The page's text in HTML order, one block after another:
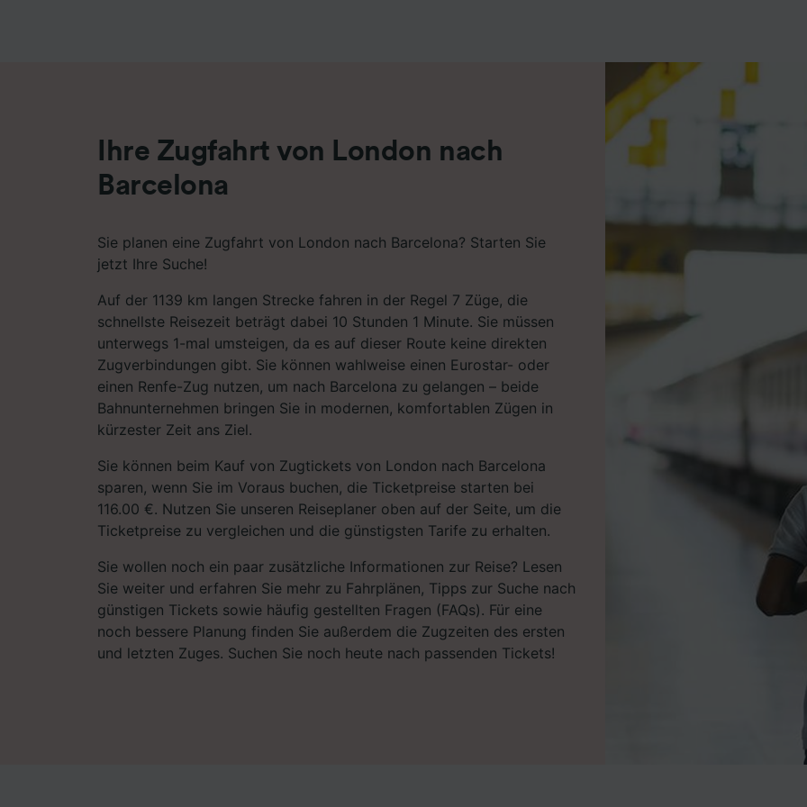
Ihre Zugfahrt von London nach
Barcelona
Sie planen eine Zugfahrt von London nach Barcelona? Starten Sie
jetzt Ihre Suche!
Auf der 1139 km langen Strecke fahren in der Regel 7 Züge, die
schnellste Reisezeit beträgt dabei 10 Stunden 1 Minute. Sie müssen
unterwegs 1-mal umsteigen, da es auf dieser Route keine direkten
Zugverbindungen gibt. Sie können wahlweise einen Eurostar- oder
einen Renfe-Zug nutzen, um nach Barcelona zu gelangen – beide
Bahnunternehmen bringen Sie in modernen, komfortablen Zügen in
kürzester Zeit ans Ziel.
Sie können beim Kauf von Zugtickets von London nach Barcelona
sparen, wenn Sie im Voraus buchen, die Ticketpreise starten bei
116.00 €. Nutzen Sie unseren Reiseplaner oben auf der Seite, um die
Ticketpreise zu vergleichen und die günstigsten Tarife zu erhalten.
Sie wollen noch ein paar zusätzliche Informationen zur Reise? Lesen
Sie weiter und erfahren Sie mehr zu Fahrplänen, Tipps zur Suche nach
günstigen Tickets sowie häufig gestellten Fragen (FAQs). Für eine
noch bessere Planung finden Sie außerdem die Zugzeiten des ersten
und letzten Zuges. Suchen Sie noch heute nach passenden Tickets!